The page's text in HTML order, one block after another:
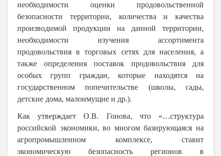
необходимости оценки продовольственной
безопасности территории, количества и качества
производимой продукции на данной территории,
необходимости изучения ассортимента
продовольствия в торговых сетях для населения, а
также определения поставок продовольствия для
особых групп граждан, которые находятся на
государственном попечительстве (школы, сады,
детские дома, малоимущие и др.).
Как утверждает О.В. Гонова, что «…структура
российской экономики, во многом базирующаяся на
агропромышленном комплексе, ставит
экономическую безопасность регионов в